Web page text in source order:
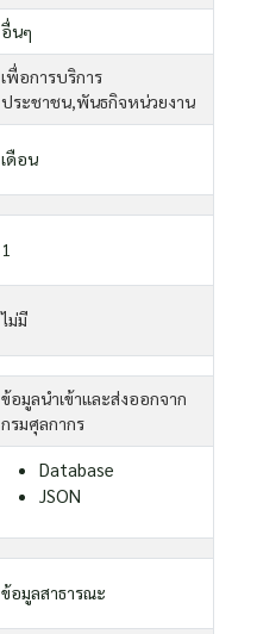
อื่นๆ
เพื่อการบริการ
ประชาชน,พันธกิจหน่วยงาน
เดือน
1
ไม่มี
ข้อมูลนำเข้าและส่งออกจาก
กรมศุลกากร
Database
JSON
ข้อมูลสาธารณะ